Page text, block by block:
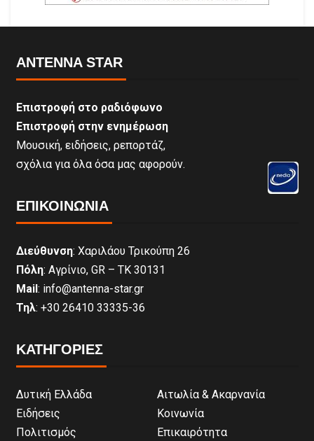
ANTENNA STAR
Επιστροφή στο ραδιόφωνο
Επιστροφή στην ενημέρωση
Μουσική, ειδήσεις, ρεπορτάζ,
σχόλια για όλα όσα μας αφορούν.
ΕΠΙΚΟΙΝΩΝΊΑ
Διεύθυνση: Χαριλάου Τρικούπη 26
Πόλη: Αγρίνιο, GR – ΤΚ 30131
Mail: info@antenna-star.gr
Τηλ: +30 26410 33335-36
ΚΑΤΗΓΟΡΙΕΣ
Δυτική Ελλάδα
Αιτωλία & Ακαρνανία
Ειδήσεις
Κοινωνία
Πολιτισμός
Επικαιρότητα